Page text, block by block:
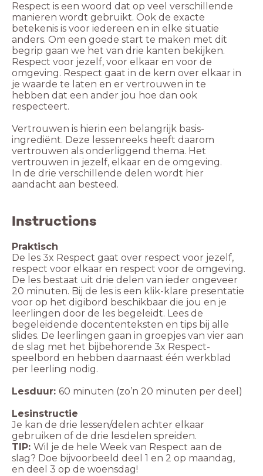
Respect is een woord dat op veel verschillende
manieren wordt gebruikt. Ook de exacte
betekenis is voor iedereen en in elke situatie
anders. Om een goede start te maken met dit
begrip gaan we het van drie kanten bekijken.
Respect voor jezelf, voor elkaar en voor de
omgeving. Respect gaat in de kern over elkaar in
je waarde te laten en er vertrouwen in te
hebben dat een ander jou hoe dan ook
respecteert.
Vertrouwen is hierin een belangrijk basis-
ingrediënt. Deze lessenreeks heeft daarom
vertrouwen als onderliggend thema. Het
vertrouwen in jezelf, elkaar en de omgeving.
In de drie verschillende delen wordt hier
aandacht aan besteed.
Instructions
Praktisch
De les 3x Respect gaat over respect voor jezelf,
respect voor elkaar en respect voor de omgeving.
De les bestaat uit drie delen van ieder ongeveer
20 minuten. Bij de les is een klik-klare presentatie
voor op het digibord beschikbaar die jou en je
leerlingen door de les begeleidt. Lees de
begeleidende docententeksten en tips bij alle
slides. De leerlingen gaan in groepjes van vier aan
de slag met het bijbehorende 3x Respect-
speelbord en hebben daarnaast één werkblad
per leerling nodig.
Lesduur: 60 minuten (zo’n 20 minuten per deel)
Lesinstructie
Je kan de drie lessen/delen achter elkaar
gebruiken of de drie lesdelen spreiden.
TIP: Wil je de hele Week van Respect aan de
slag? Doe bijvoorbeeld deel 1 en 2 op maandag,
en deel 3 op de woensdag!